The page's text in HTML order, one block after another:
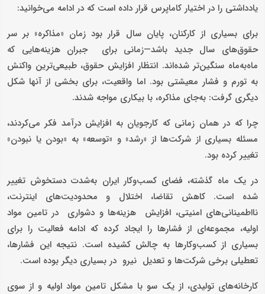
یادداشتی را در اختیار کاماپرس قرار داده است که در ادامه می‌خوانید:
برای بسیاری از کارکنان، پایان سال قرار بود زمان «مذاکره» بر سر
حقوق‌های سال جدید باشد—زمانی برای جبران هزینه‌هایی که
ماه‌به‌ماه سنگین‌تر شده‌اند. انتظار افزایش حقوق، طبیعی‌ترین واکنش
به تورم و فشار معیشتی بود. اما واقعیت، برای بخشی از آنها شکل
دیگری گرفت: به‌جای مذاکره، با بیکاری مواجه شدند.
چرا که در همان زمانی که کارجویان به افزایش درآمد فکر می‌کردند،
مسئله بسیاری از شرکت‌ها از «رشد» و «توسعه» به «بودن یا نبودن»
تغییر کرده بود.
در یک ماه گذشته، فضای کسب‌وکار ایران به‌شدت دستخوش تغییر
شده است. کاهش تقاضا، اختلال و محدودیت‌های اینترنت،
نااطمینانی‌های امنیتی، افزایش هزینه‌ها و دشواری در تامین مواد
اولیه، مجموعه‌ای از فشارها را ایجاد کرده که ادامه فعالیت را برای
بسیاری از کسب‌وکارها به چالش کشیده است. نتیجه این فشارها،
تعطیلی برخی شرکت‌ها و تعدیل نیرو در بسیاری دیگر بوده است.
کارخانه‌های تولیدی، از یک سو با مشکل تامین مواد اولیه و از سوی